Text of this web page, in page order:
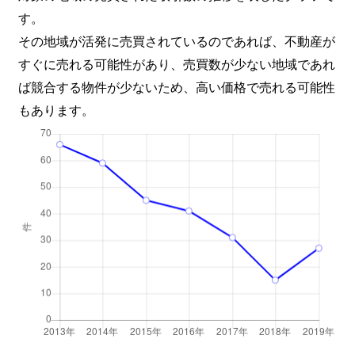
す。
その地域が活発に売買されているのであれば、不動産が
すぐに売れる可能性があり、売買数が少ない地域であれ
ば競合する物件が少ないため、高い価格で売れる可能性
もあります。